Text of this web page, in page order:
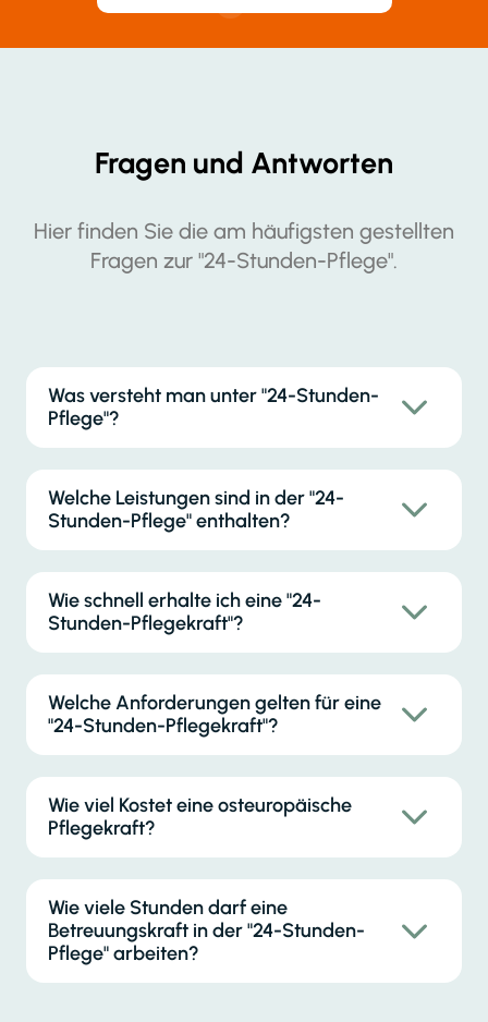
Fragen und Antworten
Hier finden Sie die am häufigsten gestellten
Fragen zur "24-Stunden-Pflege".
Was versteht man unter "24-Stunden-
Pflege"?
Welche Leistungen sind in der "24-
Stunden-Pflege" enthalten?
Wie schnell erhalte ich eine "24-
Stunden-Pflegekraft"?
Welche Anforderungen gelten für eine
"24-Stunden-Pflegekraft"?
Wie viel Kostet eine osteuropäische
Pflegekraft?
Wie viele Stunden darf eine
Betreuungskraft in der "24-Stunden-
Pflege" arbeiten?